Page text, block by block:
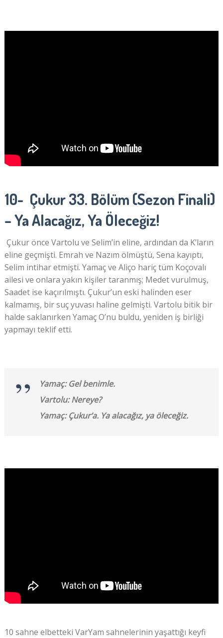
10- Çukur 33. Bölüm (Sezon Finali)
– Ya Alacağız, Ya Öleceğiz!
Çukur önce Vartolu ve Selim’in eline, ardından da K’ların
eline geçmişti. Emrah ve Nazım ölmüştü, Sena kayıptı,
Selim intihar etmişti. Yamaç ve Aliço hariç tüm Koçovalı
ailesi ve onlara yakın kişiler taranmış; Medet vurulmuş,
Saadet ise kaçırılmıştı. Çukur’un eski halinden eser
kalmamış, bir suç yuvası haline gelmişti. Vartolu bitik bir
halde saklanırken Yamaç O’nu buldu, yeniden iş birliği
yapmayı teklif etti.
Yamaç: Gel benimle.
Vartolu: Nereye?
Yamaç: Çukur’a. Ya alacağız, ya öleceğiz.
10 sahne elbetteki VarYam sahnelerinin yaşattığı keyfi